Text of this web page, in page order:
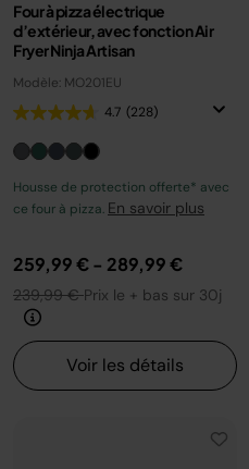
Four à pizza électrique
d’extérieur, avec fonction Air
Fryer Ninja Artisan
Modèle: MO201EU
4.7 (228)
Housse de protection offerte* avec
ce four à pizza. En savoir plus
259,99 €- 289,99 €
239,99 €Prix le + bas sur 30j
Voir les détails